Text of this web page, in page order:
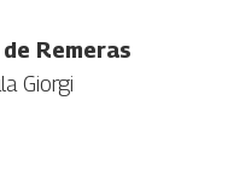
Remeras
Giorgi